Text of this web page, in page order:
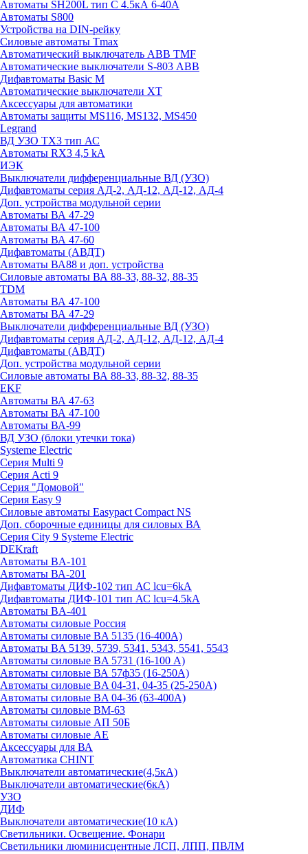
Автоматы SH200L тип С 4.5кА 6-40А
Автоматы S800
Устройства на DIN-рейку
Силовые автоматы Tmax
Автоматический выключатель ABB TMF
Автоматические выключатели S-803 АВВ
Дифавтоматы Basic M
Автоматические выключатели XT
Аксессуары для автоматики
Автоматы защиты MS116, MS132, MS450
Legrand
ВД УЗО TX3 тип АС
Автоматы RX3 4,5 kA
ИЭК
Выключатели дифференциальные ВД (УЗО)
Дифавтоматы серия АД-2, АД-12, АД-12, АД-4
Доп. устройства модульной серии
Автоматы ВА 47-29
Автоматы ВА 47-100
Автоматы ВА 47-60
Дифавтоматы (АВДТ)
Автоматы ВА88 и доп. устройства
Силовые автоматы ВА 88-33, 88-32, 88-35
TDM
Автоматы ВА 47-100
Автоматы ВА 47-29
Выключатели дифференциальные ВД (УЗО)
Дифавтоматы серия АД-2, АД-12, АД-12, АД-4
Дифавтоматы (АВДТ)
Доп. устройства модульной серии
Силовые автоматы ВА 88-33, 88-32, 88-35
EKF
Автоматы ВА 47-63
Автоматы ВА 47-100
Автоматы ВА-99
ВД УЗО (блоки утечки тока)
Systeme Electric
Серия Multi 9
Серия Acti 9
Серия "Домовой"
Серия Easy 9
Силовые автоматы Easypact Compact NS
Доп. сборочные единицы для силовых ВА
Серия City 9 Systeme Electric
DEKraft
Автоматы BA-101
Автоматы ВА-201
Дифавтоматы ДИФ-102 тип АС lcu=6kA
Дифавтоматы ДИФ-101 тип АС lcu=4.5kA
Автоматы BA-401
Автоматы силовые Россия
Автоматы силовые BA 5135 (16-400А)
Автоматы BA 5139, 5739, 5341, 5343, 5541, 5543
Автоматы силовые BA 5731 (16-100 А)
Автоматы силовые ВА 57ф35 (16-250А)
Автоматы силовые BA 04-31, 04-35 (25-250А)
Автоматы силовые BA 04-36 (63-400А)
Автоматы силовые ВМ-63
Автоматы силовые АП 50Б
Автоматы силовые АЕ
Аксессуары для ВА
Автоматика CHINT
Выключатели автоматические(4,5кА)
Выключатели автоматические(6кА)
УЗО
ДИФ
Выключатели автоматические(10 кА)
Светильники. Освещение. Фонари
Светильники люминисцентные ЛСП, ЛПП, ПВЛМ